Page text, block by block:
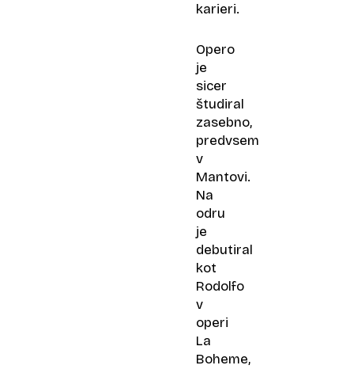
karieri.
Opero
je
sicer
študiral
zasebno,
predvsem
v
Mantovi.
Na
odru
je
debutiral
kot
Rodolfo
v
operi
La
Boheme,